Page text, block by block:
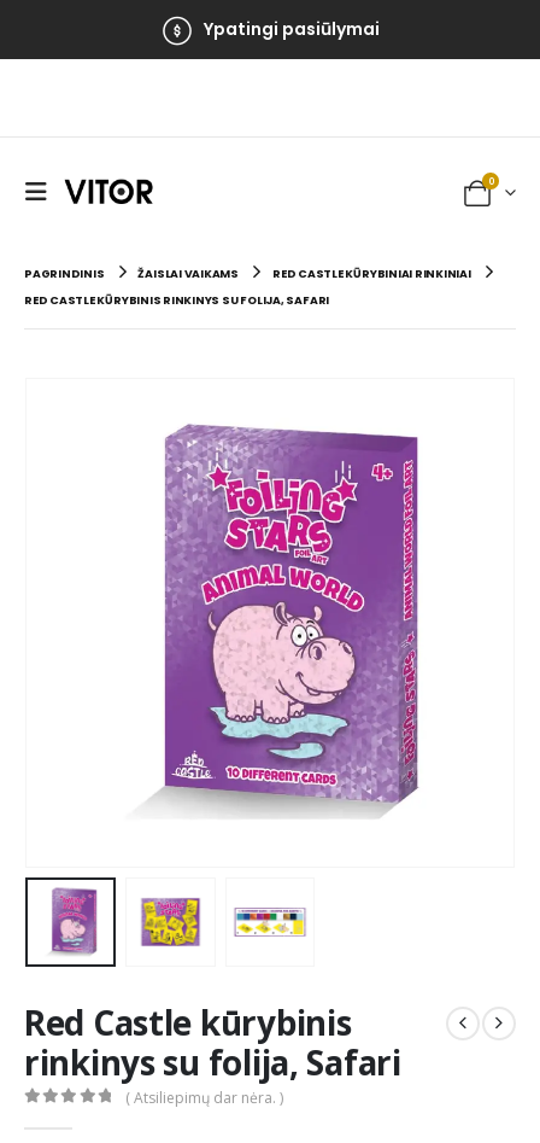
Ypatingi pasiūlymai
0
PAGRINDINIS ŽAISLAI VAIKAMS
RED CASTLE KŪRYBINIAI RINKINIAI
RED CASTLE KŪRYBINIS RINKINYS SU FOLIJA, SAFARI
Red Castle kūrybinis
rinkinys su folija, Safari
( Atsiliepimų dar nėra. )